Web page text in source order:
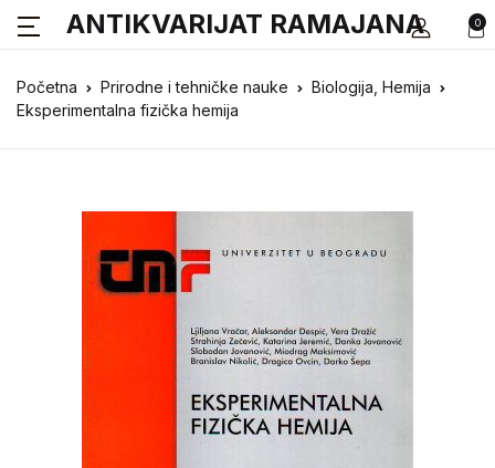
0
ANTIKVARIJAT RAMAJANA
Početna Prirodne i tehničke nauke
Biologija, Hemija
Eksperimentalna fizička hemija